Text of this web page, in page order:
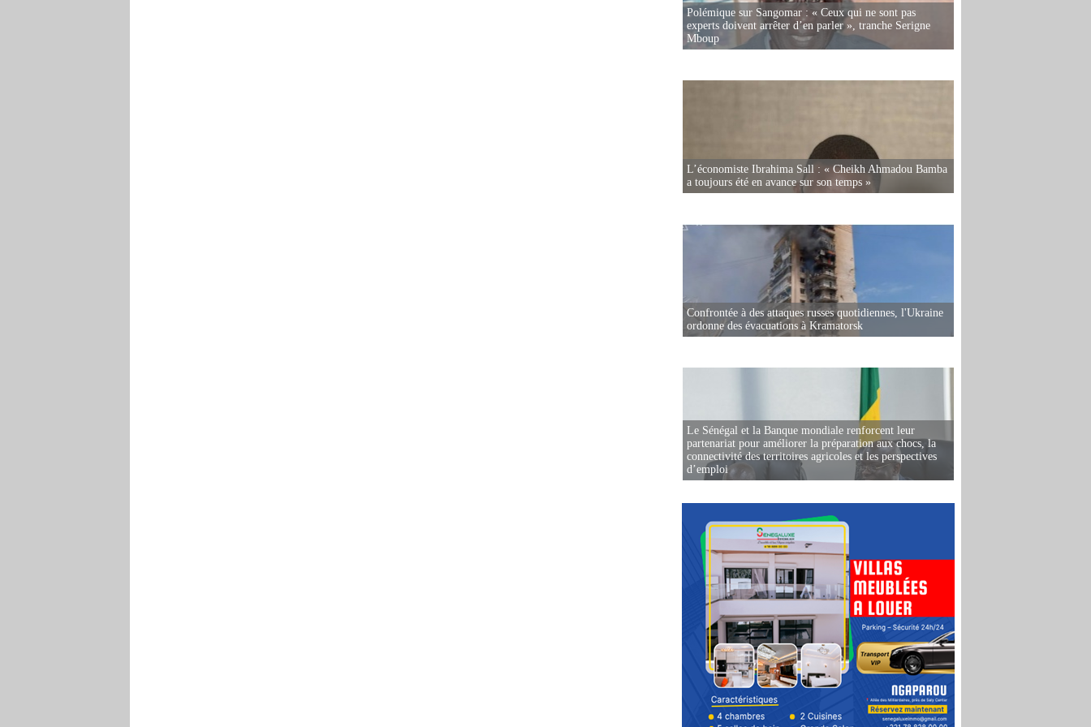
Polémique sur Sangomar : « Ceux qui ne sont pas
experts doivent arrêter d’en parler », tranche Serigne
Mboup
L’économiste Ibrahima Sall : « Cheikh Ahmadou Bamba
a toujours été en avance sur son temps »
Confrontée à des attaques russes quotidiennes, l'Ukraine
ordonne des évacuations à Kramatorsk
Le Sénégal et la Banque mondiale renforcent leur
partenariat pour améliorer la préparation aux chocs, la
connectivité des territoires agricoles et les perspectives
d’emploi